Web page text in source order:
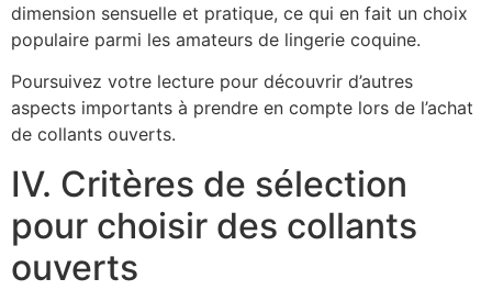
dimension sensuelle et pratique, ce qui en fait un choix
populaire parmi les amateurs de lingerie coquine.
Poursuivez votre lecture pour découvrir d’autres
aspects importants à prendre en compte lors de l’achat
de collants ouverts.
IV. Critères de sélection
pour choisir des collants
ouverts